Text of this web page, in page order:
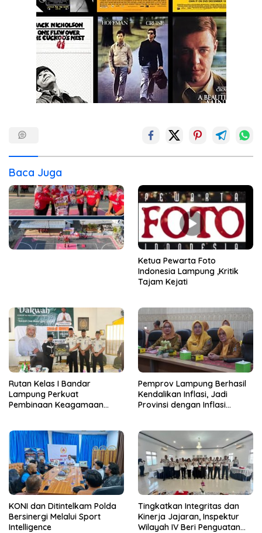
Baca Juga
Ketua Pewarta Foto
Indonesia Lampung ,Kritik
Tajam Kejati
Rutan Kelas I Bandar
Lampung Perkuat
Pembinaan Keagamaan
Habsyi
Pemprov Lampung Berhasil
Kendalikan Inflasi, Jadi
Provinsi dengan Inflasi
KONI dan Ditintelkam Polda
Bersinergi Melalui Sport
Intelligence
Tingkatkan Integritas dan
Kinerja Jajaran, Inspektur
Wilayah IV Beri Penguatan